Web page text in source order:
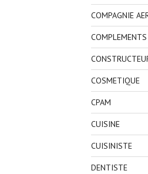
COMPAGNIE
COSMETIQUE
CPAM
CUISINE
CUISINISTE
DENTISTE